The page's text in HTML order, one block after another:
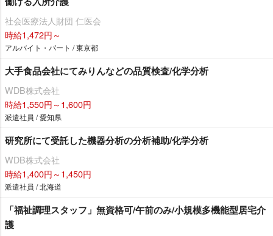
社会医療法人財団 仁医会
時給1,472円～
アルバイト・パート / 東京都
大手食品会社にてみりんなどの品質検査/化学分析
WDB株式会社
時給1,550円～1,600円
派遣社員 / 愛知県
研究所にて受託した機器分析の分析補助/化学分析
WDB株式会社
時給1,400円～1,450円
派遣社員 / 北海道
「福祉調理スタッフ」無資格可/午前のみ/小規模多機能型居宅介
護